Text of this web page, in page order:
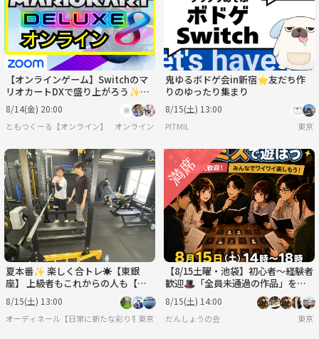
【オンラインゲーム】Switchのマ
リオカートDXで盛り上がろう✨
【🔰ゲーム初心者歓迎】
8/14(金) 20:00
ともつくーる【オンライン】 オンライン
鬼ゆるボドゲ会in新宿⭐友だち作
りのゆったり集まり
8/15(土) 13:00
PITMIL 東京
夏本番✨ 楽しく合トレ☀️【東銀
座】 上級者もこれからの人も【設
備◎2h】【＆少々ミット打ち🥊】
8/15(土) 13:00
オーディネール【日常に新たな彩りを/20代後半〜30代中心(40代少々)の集い】
東京
【8/15土曜・池袋】初心者〜経験者
歓迎🎩「全員未通過の作品」をそ
の場で選んで遊ぶマダミス会【前日
ｷｬﾝｾﾙ返金OK】
8/15(土) 14:00
だんしょうの会 東京